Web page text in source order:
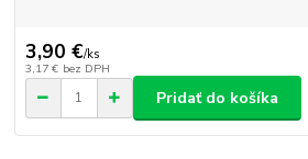
3,90 €/ks
3,17 € bez DPH
Pridať do košíka